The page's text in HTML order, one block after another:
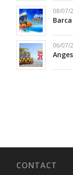
08/07/
06/07/
CONTACT